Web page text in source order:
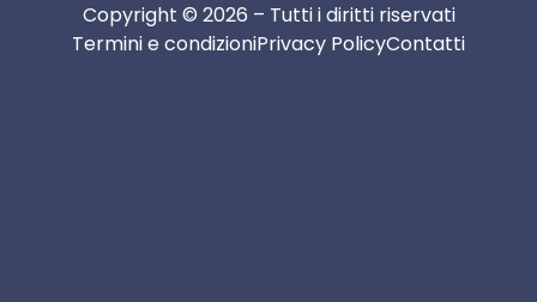
Copyright © 2026 – Tutti i diritti riservati
Termini e condizioniPrivacy PolicyContatti